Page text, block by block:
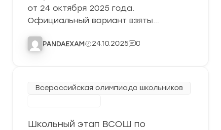
от 24 октября 2025 года.
Официальный вариант взяты…
PANDAEXAM 24.10.2025 0
Всероссийская олимпиада школьников
Школьный этап ВСОШ по